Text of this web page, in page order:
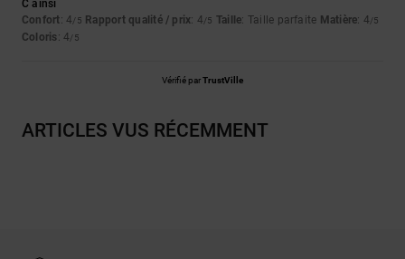
C ainsi
Confort: 4/5 Rapport qualité / prix: 4/5 Taille: Taille parfaite Matière: 4/5
Coloris: 4/5
Vérifié parTrustVille
ARTICLES VUS RÉCEMMENT